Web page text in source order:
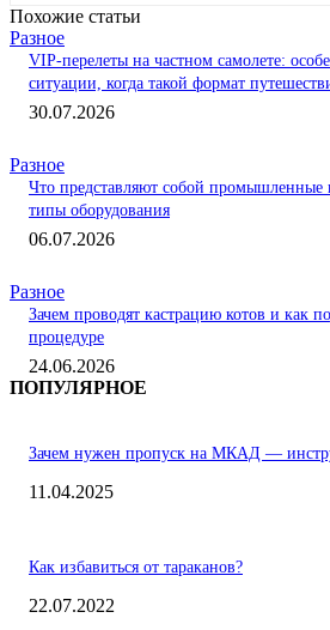
Похожие статьи
Разное
VIP-перелеты на частном самолете:
ситуации, когда такой формат
30.07.2026
Разное
Что представляют собой промышленные
типы оборудования
06.07.2026
Разное
Зачем проводят кастрацию котов и как
процедуре
24.06.2026
ПОПУЛЯРНОЕ
Зачем нужен пропуск на МКАД —
11.04.2025
Как избавиться от тараканов?
22.07.2022